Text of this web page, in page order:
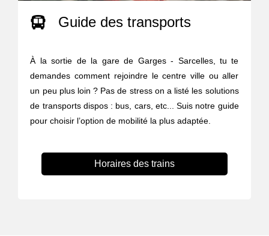
Guide des transports
À la sortie de la gare de Garges - Sarcelles, tu te
demandes comment rejoindre le centre ville ou aller
un peu plus loin ? Pas de stress on a listé les solutions
de transports dispos : bus, cars, etc... Suis notre guide
pour choisir l’option de mobilité la plus adaptée.
Horaires des trains